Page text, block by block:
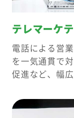
テレマーケ
電話による営
を一気通貫で
促進など、幅